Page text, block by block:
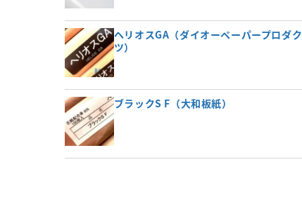
ヘリオスGA（ダイオーペーパープロダク
ツ）
ブラックS F（大和板紙）